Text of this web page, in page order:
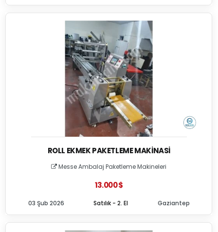
ROLL EKMEK PAKETLEME MAKINASI
Messe Ambalaj Paketleme Makineleri
13.000 $
Satılık - 2. El
03 Şub 2026 Gaziantep